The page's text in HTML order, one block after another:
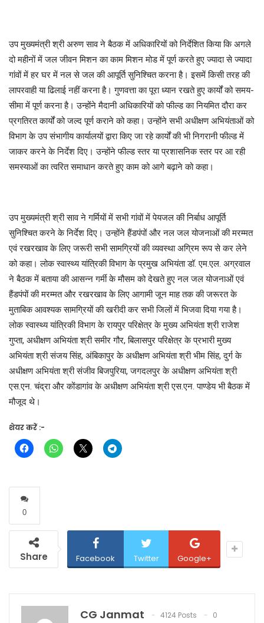
उप मुख्यमंत्री श्री अरुण साव ने बैठक में अधिकारियों को निर्देशित किया कि अगले
दो महीनों में जल जीवन मिशन का काम मिशन मोड में पूर्ण करते हुए ज्यादा से ज्यादा
गांवों में हर घर में नल से जल की आपूर्ति सुनिश्चित करना है। इसमें किसी तरह की
लापरवाही या ढिलाई नहीं करना है। गुणवत्ता का पूरा ध्यान रखते हुए कार्यों को समय-
सीमा में पूर्ण करना है। उन्होंने मैदानी अधिकारियों को फील्ड का नियमित दौरा कर
प्रगतिरत कार्यों को जल्द पूर्ण कराने को कहा। उन्होंने सभी अधीक्षण अभियंताओं को
विभाग के उप संभागीय कार्यालयों द्वारा किए जा रहे कार्यों की भी निगरानी फील्ड में
जाकर करने के निर्देश दिए। उन्होंने फील्ड स्तर या प्रशासनिक स्तर पर आ रही
समस्याओं का त्वरित समाधान करते हुए काम को आगे बढ़ाने को कहा।
उप मुख्यमंत्री श्री साव ने गर्मियों में सभी गांवों में पेयजल की निर्बाध आपूर्ति
सुनिश्चित करने के निर्देश दिए। उन्होंने हैंडपंपों और नल जल योजनाओं की मरम्मत
एवं रखरखाव के लिए जरूरी सभी सामग्रियों की व्यवस्था अग्रिम रूप से कर लेने
को कहा। लोक स्वास्थ्य यांत्रिकी विभाग के प्रमुख अभियंता डॉ. एम.एल. अग्रवाल
ने बैठक में बताया की आसन्न गर्मी के मौसम को देखते हुए नल जल योजनाओं एवं
हैंडपंपों की मरम्मत और रखरखाव के लिए आगामी जून माह तक की जरूरत के
मुताबिक आवश्यक सामग्रियों की खरीदी कर सभी जिलों में भिजवा दिया गया है।
लोक स्वास्थ्य यांत्रिकी विभाग के रायपुर परिक्षेत्र के मुख्य अभियंता श्री राजेश
गुप्ता, अधीक्षण अभियंता श्री समीर गौर, बिलासपुर परिक्षेत्र के प्रभारी मुख्य
अभियंता श्री संजय सिंह, अंबिकापुर के अधीक्षण अभियंता श्री भीम सिंह, दुर्ग के
अधीक्षण अभियंता श्री संजीव बिजपुरिया, जगदलपुर के अधीक्षण अभियंता श्री
एस.एन. चंद्रा और कोंडागांव के अधीक्षण अभियंता श्री एस.एन. पाण्डेय भी बैठक में
मौजूद थे।
शेयर करें :-
0
Share Facebook Twitter Google+
CG Janmat 4124 Posts
0